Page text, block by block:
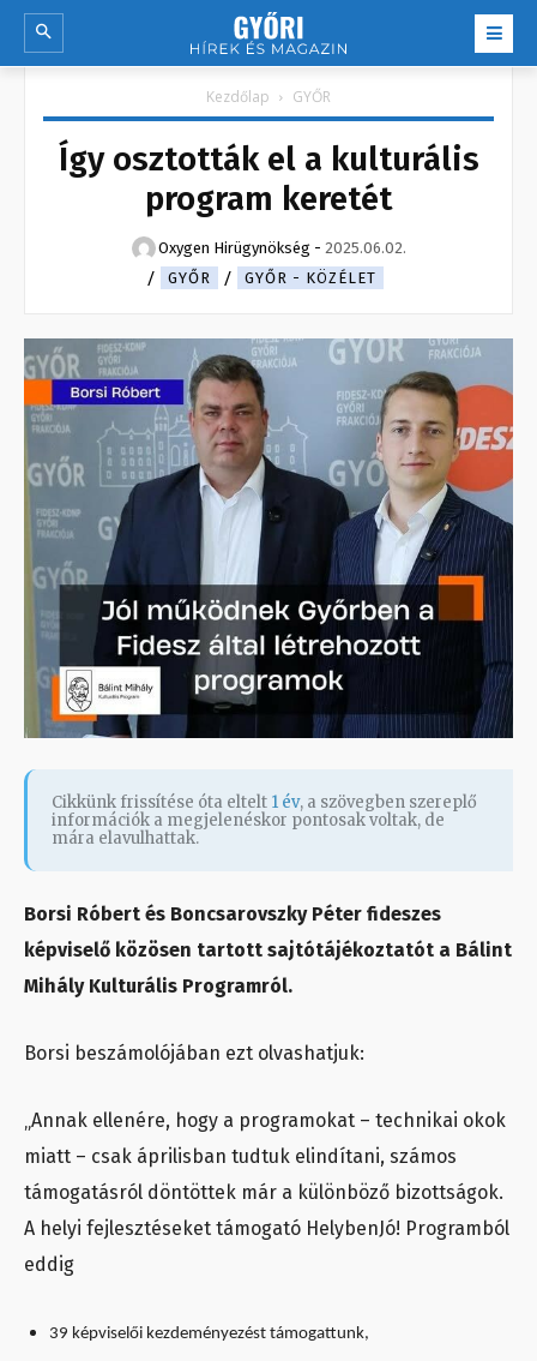
Kezdőlap GYŐR
Így osztották el a kulturális
program keretét
Oxygen Hirügynökség - 2025.06.02.
GYŐR
GYŐR - KÖZÉLET
Cikkünk frissítése óta eltelt 1 év, a szövegben szereplő
információk a megjelenéskor pontosak voltak, de
mára elavulhattak.
Borsi Róbert és Boncsarovszky Péter fideszes
képviselő közösen tartott sajtótájékoztatót a Bálint
Mihály Kulturális Programról.
Borsi beszámolójában ezt olvashatjuk:
„Annak ellenére, hogy a programokat – technikai okok
miatt – csak áprilisban tudtuk elindítani, számos
támogatásról döntöttek már a különböző bizottságok.
A helyi fejlesztéseket támogató HelybenJó! Programból
eddig
39 képviselői kezdeményezést támogattunk,